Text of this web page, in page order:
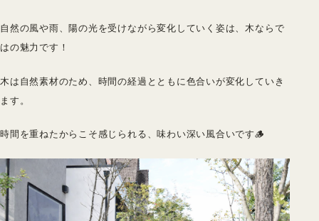
自然の風や雨、陽の光を受けながら変化していく姿は、木ならで
はの魅力です！
木は自然素材のため、時間の経過とともに色合いが変化していき
ます。
時間を重ねたからこそ感じられる、味わい深い風合いです🪵